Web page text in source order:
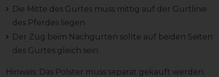
Die Mitte des Gurtes muss mittig auf der Gurtlinie
des Pferdes liegen
Der Zug beim Nachgurten sollte auf beiden Seiten
des Gurtes gleich sein
Hinweis: Das Polster muss separat gekauft werden.